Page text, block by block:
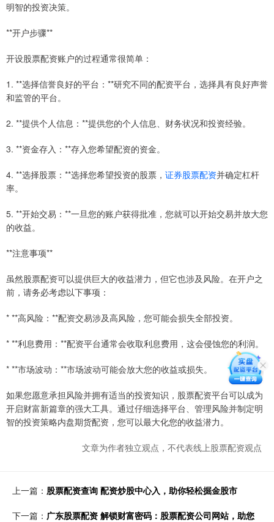
明智的投资决策。
**开户步骤**
开设股票配资账户的过程通常很简单：
1. **选择信誉良好的平台：**研究不同的配资平台，选择具有良好声誉
和监管的平台。
2. **提供个人信息：**提供您的个人信息、财务状况和投资经验。
3. **资金存入：**存入您希望配资的资金。
4. **选择股票：**选择您希望投资的股票， 证券股票配资并确定杠杆
率。
5. **开始交易：**一旦您的账户获得批准，您就可以开始交易并放大您
的收益。
**注意事项**
虽然股票配资可以提供巨大的收益潜力，但它也涉及风险。在开户之
前，请务必考虑以下事项：
* **高风险：**配资交易涉及高风险，您可能会损失全部投资。
* **利息费用：**配资平台通常会收取利息费用，这会侵蚀您的利润。
* **市场波动：**市场波动可能会放大您的收益或损失。
如果您愿意承担风险并拥有适当的投资知识，股票配资平台可以成为
开启财富新篇章的强大工具。通过仔细选择平台、管理风险并制定明
智的投资策略内盘期货配资，您可以最大化您的收益潜力。
文章为作者独立观点，不代表线上股票配资观点
上一篇： 股票配资查询 配资炒股中心入，助你轻松掘金股市
下一篇： 广东股票配资 解锁财富密码：股票配资公司网站，助您